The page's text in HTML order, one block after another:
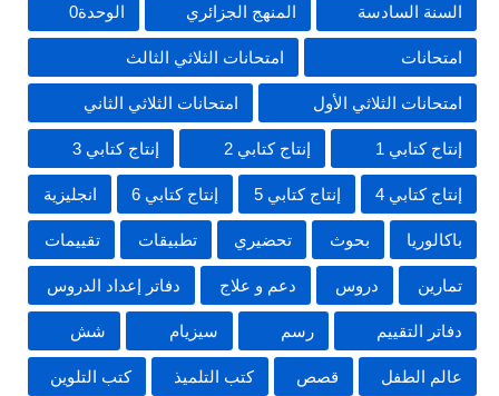
السنة السادسة المنهج الجزائري الوحدة0
امتحانات امتحانات الثلاثي الثالث
امتحانات الثلاثي الأول امتحانات الثلاثي الثاني
إنتاج كتابي 1 إنتاج كتابي 2 إنتاج كتابي 3
إنتاج كتابي 4 إنتاج كتابي 5 إنتاج كتابي 6 انجليزية
باكالوريا بحوث تحضيري تطبيقات تقييمات
تمارين دروس دعم و علاج دفاتر إعداد الدروس
دفاتر التقييم رسم سيزيام شش
عالم الطفل قصص كتب التلميذ كتب التلوين